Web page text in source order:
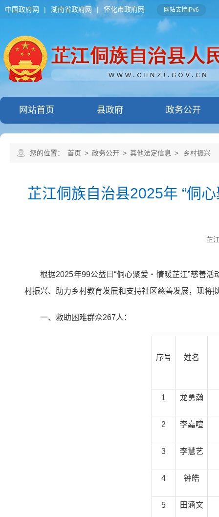
中国政府网 | 湖南省政府网 | 怀化市政府网 网站支持IPv6
网站首页 县政府 政务公开
您的位置： 首页 > 政务公开 > 其他法定信息 > 乡村振兴
芷江侗族自治县2025年 “侗
芷
根据2025年99公益日“侗心聚爱・情暖芷江”慈善
村振兴、助力乡村教育发展和支持社区慈善发展，现将
一、救助困难群众267人：
序号 姓名
1 龙勇瀚
2 李嘉喧
3 李慧艺
4 钟皓
5 田涵文